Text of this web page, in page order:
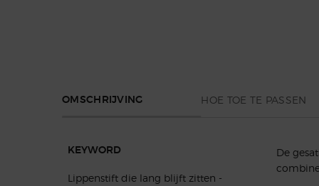
OMSCHRIJVING HOE TOE TE PASSEN
KEYWORD
Lippenstift die lang blijft zitten -
De